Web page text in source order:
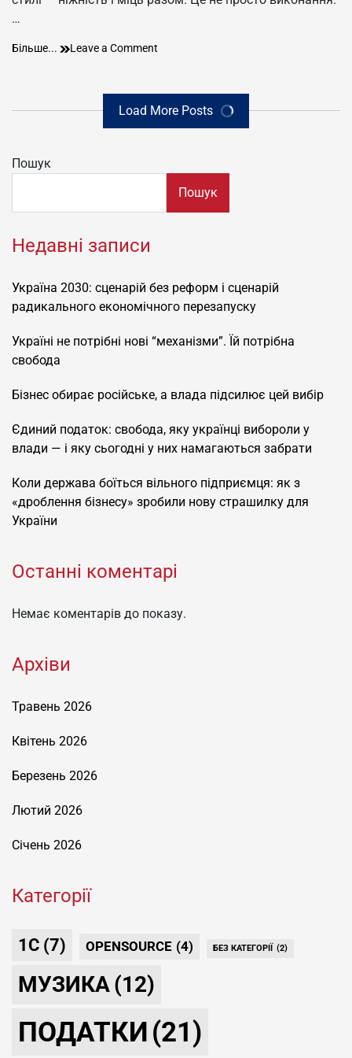
…
Більше... Гімн
стилі
(жіночий
Leave a Comment
в
рок-
стилі
Load More Posts
Пошук
Пошук
Недавні записи
Україна 2030: сценарій без реформ і сценарій
радикального економічного перезапуску
Україні не потрібні нові “механізми”. Їй потрібна
свобода
Бізнес обирає російське, а влада підсилює цей вибір
Єдиний податок: свобода, яку українці вибороли у
влади — і яку сьогодні у них намагаються забрати
Коли держава боїться вільного підприємця: як з
«дроблення бізнесу» зробили нову страшилку для
України
Останні коментарі
Немає коментарів до показу.
Архіви
Травень 2026
Квітень 2026
Березень 2026
Лютий 2026
Січень 2026
Категорії
1С (7) OPENSOURCE (4) БЕЗ КАТЕГОРІЇ (2)
МУЗИКА(12)
ПОДАТКИ (21)